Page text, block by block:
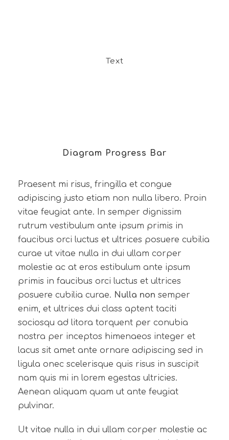
Text
Diagram Progress Bar
Praesent mi risus, fringilla et congue
adipiscing justo etiam non nulla libero. Proin
vitae feugiat ante. In semper dignissim
rutrum vestibulum ante ipsum primis in
faucibus orci luctus et ultrices posuere cubilia
curae ut vitae nulla in dui ullam corper
molestie ac at eros estibulum ante ipsum
primis in faucibus orci luctus et ultrices
posuere cubilia curae. Nulla non semper
enim, et ultrices dui class aptent taciti
sociosqu ad litora torquent per conubia
nostra per inceptos himenaeos integer et
lacus sit amet ante ornare adipiscing sed in
ligula onec scelerisque quis risus in suscipit
nam quis mi in lorem egestas ultricies.
Aenean aliquam quam ut ante feugiat
pulvinar.
Ut vitae nulla in dui ullam corper molestie ac